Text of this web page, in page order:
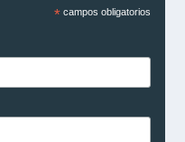
*campos obligatorios